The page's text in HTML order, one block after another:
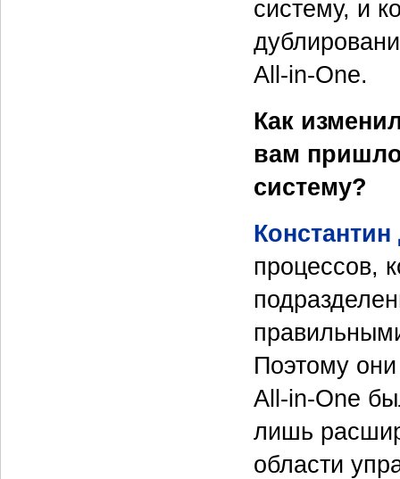
систему, и
All-in-One.
Как
вам
систему?
процессов,
Поэтому
All-in-One
лишь
области